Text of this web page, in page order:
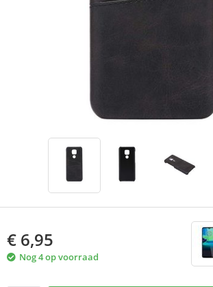
€ 6,95
Nog 4 op voorraad